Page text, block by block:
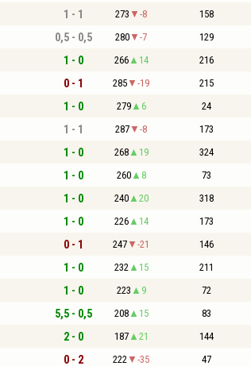
1 - 1 273 -8 158
0,5 - 0,5 280 -7 129
1 - 0 266 14 216
0 - 1 285 -19 215
1 - 0 279 6 24
1 - 1 287 -8 173
1 - 0 268 19 324
1 - 0 260 8 73
1 - 0 240 20 318
1 - 0 226 14 173
0 - 1 247 -21 146
1 - 0 232 15 211
1 - 0 223 9 72
5,5 - 0,5 208 15 83
2 - 0 187 21 144
0 - 2 222 -35 47